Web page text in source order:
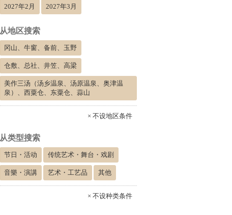
2027年2月 2027年3月
从地区搜索
冈山、牛窗、备前、玉野
仓敷、总社、井笠、高梁
美作三汤（汤乡温泉、汤原温泉、奥津温
泉）、西粟仓、东粟仓、蒜山
× 不设地区条件
从类型搜索
节日・活动 传统艺术・舞台・戏剧
音樂・演講 艺术・工艺品 其他
× 不设种类条件